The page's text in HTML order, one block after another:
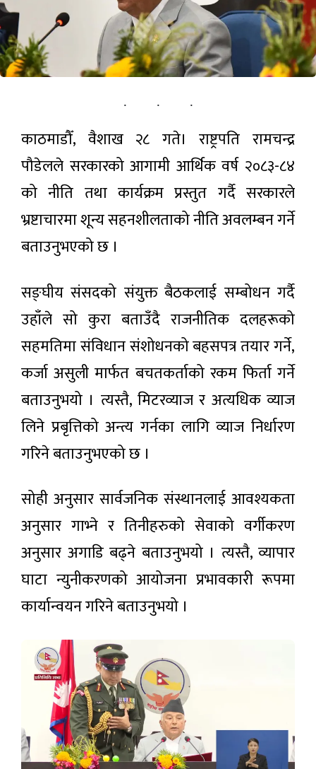
३२औँ विश्व
आदिवासी
दिवस
नेपालमा
विविध
कार्यक्रमसहित
मनाइँदै २
घण्टा
अगाडी
जाँदा ३८
भारतीय
बसेका
सर्लाहीका
दाजुभाइ
घर
फर्किए,
सीमामा
कडाइले
किसान
२ घण्टा अगाडी
काठमाडौँ
भ्याली
अर्बन
ट्रान्सपोर्ट
सिस्टम
मास्टर
प्लान
विशेष
र वैधानिक :
कांग्रेस
सभापति
७ घण्टा अगाडी
लोकप्रिय
समाचार
मल लिन
भारतीय
हिरासतमा
बसेका
सर्लाहीका
दाजुभाइ
घर
फर्किए,
सीमामा
कडाइले
प्रशान्त
महासागरमा
‘अलनिनो’
बलियो बन्दै
: नेपालमा
तत्काल
प्रभाव
८ घण्टा अगाडी
सरकारी
काठमाडौँ, वैशाख २८ गते। राष्ट्रपति रामचन्द्र
पौडेलले सरकारको आगामी आर्थिक वर्ष २०८३-८४
को नीति तथा कार्यक्रम प्रस्तुत गर्दै सरकारले
भ्रष्टाचारमा शून्य सहनशीलताको नीति अवलम्बन गर्ने
बताउनुभएको छ ।
सङ्घीय संसदको संयुक्त बैठकलाई सम्बोधन गर्दै
उहाँले सो कुरा बताउँदै राजनीतिक दलहरूको
सहमतिमा संविधान संशोधनको बहसपत्र तयार गर्ने,
कर्जा असुली मार्फत बचतकर्ताको रकम फिर्ता गर्ने
बताउनुभयो । त्यस्तै, मिटरव्याज र अत्यधिक व्याज
लिने प्रबृत्तिको अन्त्य गर्नका लागि व्याज निर्धारण
गरिने बताउनुभएको छ ।
सोही अनुसार सार्वजनिक संस्थानलाई आवश्यकता
अनुसार गाभ्ने र तिनीहरुको सेवाको वर्गीकरण
अनुसार अगाडि बढ्ने बताउनुभयो । त्यस्तै, व्यापार
घाटा न्युनीकरणको आयोजना प्रभावकारी रूपमा
कार्यान्वयन गरिने बताउनुभयो ।